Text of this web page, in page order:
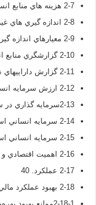
2-7 هزينه هاي منابع انساني.. 24
2-8 اندازه گيري هاي غير پولي منابع انساني.. 25
2-9 معيارهاي اندازه گيري سرمايه انساني استراتژيک… 30
2-10 گزارشگري منابع انساني.. 30
2-11 گزارش داراييهاي نامشهود. 31
2-12 ارزش سرمايه انساني استراتژيک… 32
2-13سرمايه گذاري در سرمايه انساني استراتژيک… 33
2-14 سرمايه انساني استراتژيک و توانمندي انساني.. 35
2-15 سرمايه انساني استراتژيک و رقابت پذيري سازماني.. 36
2-16 اهميت اقتصادي و اجتماعي سرمايه انساني استراتژيک… 39
2-17 عملکرد. 40
2-18 بهبود عملکرد مالي.. 42